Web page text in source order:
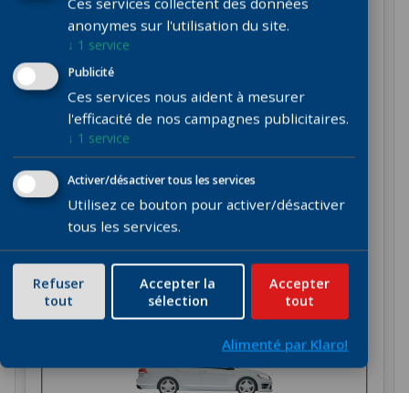
Vitre arrière droite
(break, utilitaires…)
Vitre arrière droite
option (break,
utilitaires…)
anonymes sur l'utilisation du site.
↓ 1 service
Publicité
Ces services nous aident à mesurer
l'efficacité de nos campagnes publicitaires.
↓ 1 service
Activer/désactiver tous les services
Utilisez ce bouton pour activer/désactiver
tous les services.
Refuser
tout
Accepter la
sélection
Accepter
tout
Alimenté par Klaro!